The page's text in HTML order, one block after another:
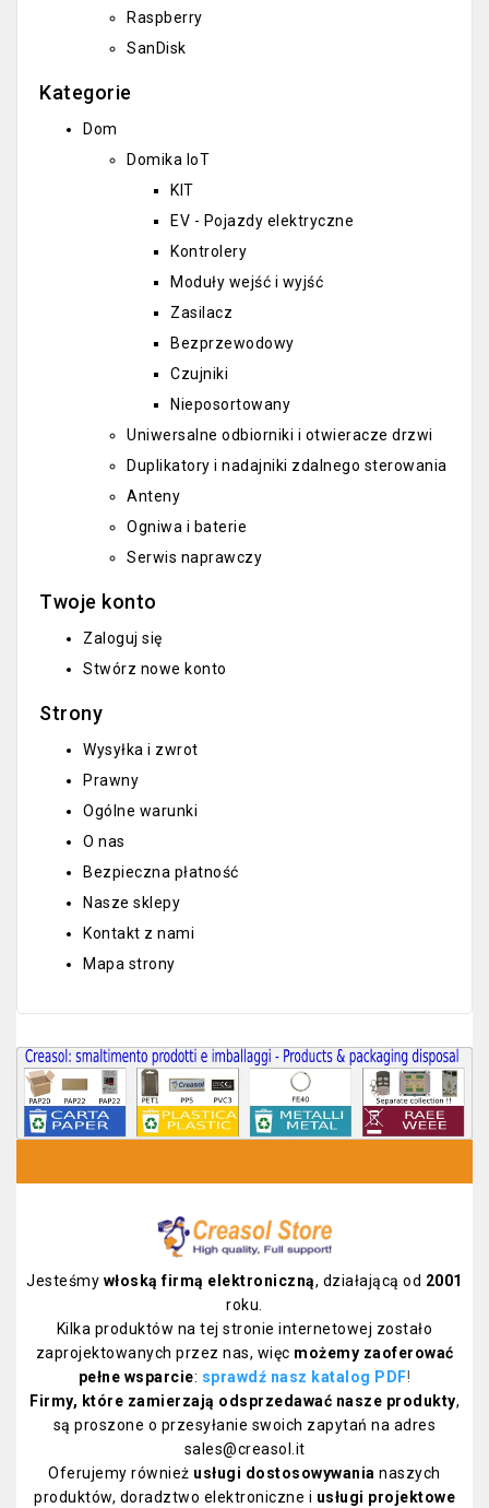
Raspberry
SanDisk
Kategorie
Dom
Domika IoT
KIT
EV - Pojazdy elektryczne
Kontrolery
Moduły wejść i wyjść
Zasilacz
Bezprzewodowy
Czujniki
Nieposortowany
Uniwersalne odbiorniki i otwieracze drzwi
Duplikatory i nadajniki zdalnego sterowania
Anteny
Ogniwa i baterie
Serwis naprawczy
Twoje konto
Zaloguj się
Stwórz nowe konto
Strony
Wysyłka i zwrot
Prawny
Ogólne warunki
O nas
Bezpieczna płatność
Nasze sklepy
Kontakt z nami
Mapa strony
Jesteśmy włoską firmą elektroniczną, działającą od 2001
roku.
Kilka produktów na tej stronie internetowej zostało
zaprojektowanych przez nas, więc możemy zaoferować
pełne wsparcie: sprawdź nasz katalog PDF!
Firmy, które zamierzają odsprzedawać nasze produkty,
są proszone o przesyłanie swoich zapytań na adres
sales@creasol.it
Oferujemy również usługi dostosowywania naszych
produktów, doradztwo elektroniczne i usługi projektowe